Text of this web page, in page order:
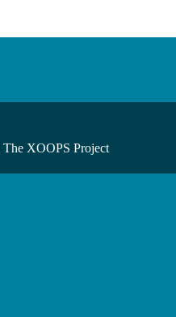
The XOOPS Project